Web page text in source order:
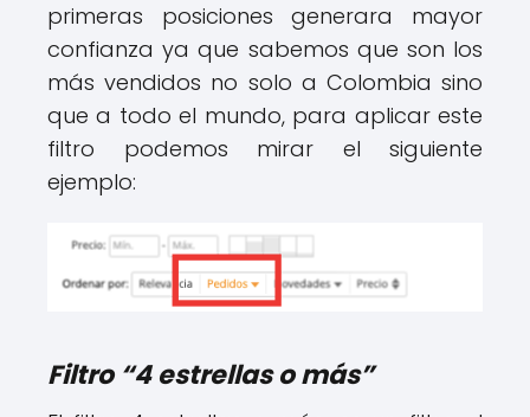
primeras posiciones generara mayor
confianza ya que sabemos que son los
más vendidos no solo a Colombia sino
que a todo el mundo, para aplicar este
filtro podemos mirar el siguiente
ejemplo:
Filtro “4 estrellas o más”